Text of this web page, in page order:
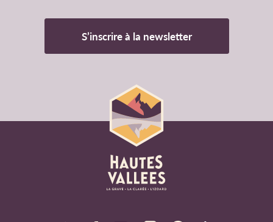
S’inscrire à la newsletter